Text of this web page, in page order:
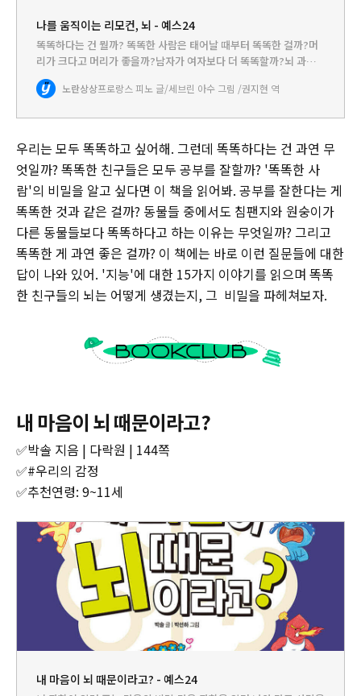
나를 움직이는 리모컨, 뇌 - 예스24
똑똑하다는 건 뭘까? 똑똑한 사람은 태어날 때부터 똑똑한 걸까?머
리가 크다고 머리가 좋을까?남자가 여자보다 더 똑똑할까?뇌 과학
자들과 심리학자들이 알려 주는 지능에 대한 모든 것!“나도 똑똑해
지고 싶어, 그런데 똑똑하다는 게 뭐야?” 사람들은 누구나 똑…
노란상상프로랑스 피노 글/세브린 아수 그림 /권지현 역
우리는 모두 똑똑하고 싶어해. 그런데 똑똑하다는 건 과연 무
엇일까? 똑똑한 친구들은 모두 공부를 잘할까? '똑똑한 사
람'의 비밀을 알고 싶다면 이 책을 읽어봐. 공부를 잘한다는 게
똑똑한 것과 같은 걸까? 동물들 중에서도 침팬지와 원숭이가
다른 동물들보다 똑똑하다고 하는 이유는 무엇일까? 그리고
똑똑한 게 과연 좋은 걸까? 이 책에는 바로 이런 질문들에 대한
답이 나와 있어. '지능'에 대한 15가지 이야기를 읽으며 똑똑
한 친구들의 뇌는 어떻게 생겼는지, 그 비밀을 파헤쳐보자.
내 마음이 뇌 때문이라고?
✅박솔 지음 | 다락원 | 144쪽
✅#우리의 감정
✅추천연령: 9~11세
내 마음이 뇌 때문이라고? - 예스24